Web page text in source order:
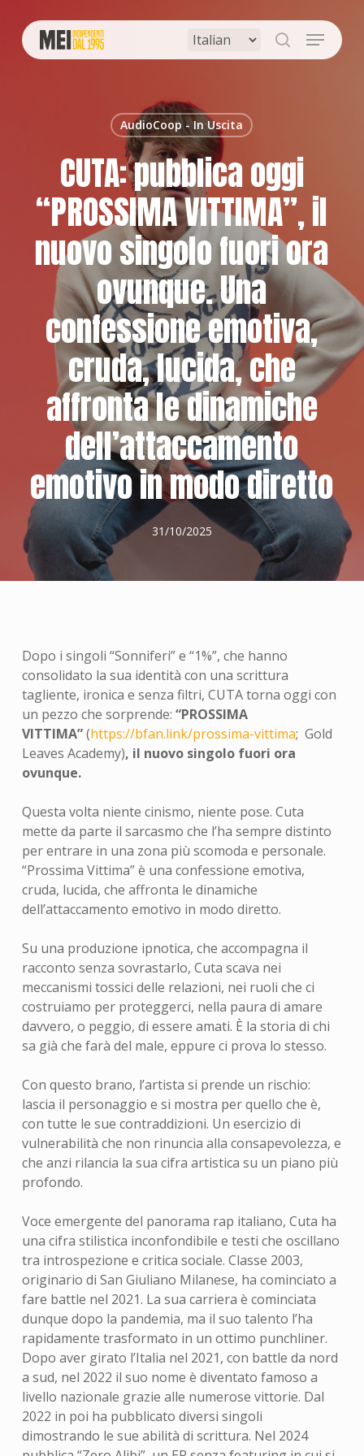
main
search
Menu
AudioCoop - In Uscita
CUTA: pubblica oggi
“PROSSIMA VITTIMA”, il
nuovo singolo fuori ora
ovunque. Una
confessione emotiva,
cruda, lucida, che
affronta le dinamiche
dell’attaccamento
emotivo in modo diretto
31/10/2025
Dopo i singoli “Sonniferi” e “1%”, che hanno
consolidato la sua identità con una scrittura
tagliente, ironica e senza filtri, CUTA torna oggi con
un pezzo che sorprende: “PROSSIMA
VITTIMA”(https://bfan.link/prossima-vittima; Gold
Leaves Academy), il nuovo singolo fuori ora
ovunque.
Questa volta niente cinismo, niente pose. Cuta
mette da parte il sarcasmo che l’ha sempre distinto
per entrare in una zona più scomoda e personale.
“Prossima Vittima” è una confessione emotiva,
cruda, lucida, che affronta le dinamiche
dell’attaccamento emotivo in modo diretto.
Su una produzione ipnotica, che accompagna il
racconto senza sovrastarlo, Cuta scava nei
meccanismi tossici delle relazioni, nei ruoli che ci
costruiamo per proteggerci, nella paura di amare
davvero, o peggio, di essere amati. È la storia di chi
sa già che farà del male, eppure ci prova lo stesso.
Con questo brano, l’artista si prende un rischio:
lascia il personaggio e si mostra per quello che è,
con tutte le sue contraddizioni. Un esercizio di
vulnerabilità che non rinuncia alla consapevolezza, e
che anzi rilancia la sua cifra artistica su un piano più
profondo.
Voce emergente del panorama rap italiano, Cuta ha
una cifra stilistica inconfondibile e testi che oscillano
tra introspezione e critica sociale. Classe 2003,
originario di San Giuliano Milanese, ha cominciato a
fare battle nel 2021. La sua carriera è cominciata
dunque dopo la pandemia, ma il suo talento l’ha
rapidamente trasformato in un ottimo punchliner.
Dopo aver girato l’Italia nel 2021, con battle da nord
a sud, nel 2022 il suo nome è diventato famoso a
livello nazionale grazie alle numerose vittorie. Dal
2022 in poi ha pubblicato diversi singoli
dimostrando le sue abilità di scrittura. Nel 2024